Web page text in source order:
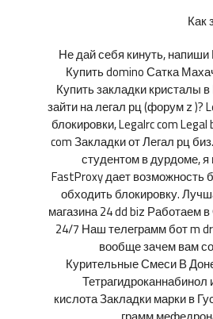
Не дай себя кинуть,
Купить domino Сатка
Купить закладки кристалы
зайти на легал рц (форум z )?
блокировки, Legalrc com
com Закладки от Легал рц
студентом в дурдоме,
FastProxy дает возможность
обходить блокировку.
магазина 24 dd biz Работаем
24/7 Наш телеграмм бот m
вообще зачем вам
Курительные Смеси В
кислота Закладки марки в